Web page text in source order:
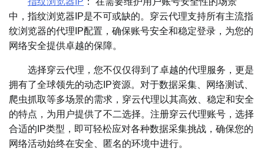
中，指纹浏览器IP是不可或缺的。穿云代理支持所有主流指
纹浏览器的代理IP配置，确保账号安全和稳定登录，为您的
网络安全提供卓越的保障。
选择穿云代理，您不仅仅得到了卓越的代理服务，更是
拥有了全球领先的动态IP资源。对于数据采集、网络测试、
爬虫抓取等多场景的需求，穿云代理以其高效、稳定和安全
的特点，为用户提供了不二选择。注册穿云代理账号，选择
合适的IP类型，即可轻松应对各种数据采集挑战，确保您的
网络活动始终在安全、匿名的环境中进行。